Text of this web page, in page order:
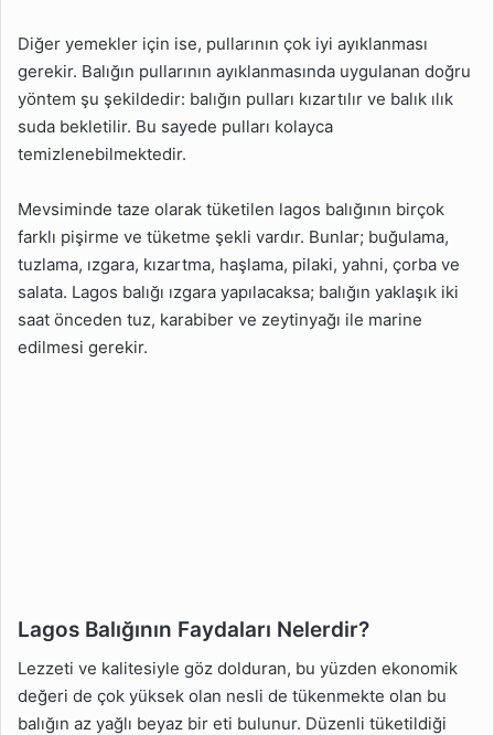
Diğer yemekler için ise, pullarının çok iyi ayıklanması
gerekir. Balığın pullarının ayıklanmasında uygulanan doğru
yöntem şu şekildedir: balığın pulları kızartılır ve balık ılık
suda bekletilir. Bu sayede pulları kolayca
temizlenebilmektedir.
Mevsiminde taze olarak tüketilen lagos balığının birçok
farklı pişirme ve tüketme şekli vardır. Bunlar; buğulama,
tuzlama, ızgara, kızartma, haşlama, pilaki, yahni, çorba ve
salata. Lagos balığı ızgara yapılacaksa; balığın yaklaşık iki
saat önceden tuz, karabiber ve zeytinyağı ile marine
edilmesi gerekir.
Lagos Balığının Faydaları Nelerdir?
Lezzeti ve kalitesiyle göz dolduran, bu yüzden ekonomik
değeri de çok yüksek olan nesli de tükenmekte olan bu
balığın az yağlı beyaz bir eti bulunur. Düzenli tüketildiği